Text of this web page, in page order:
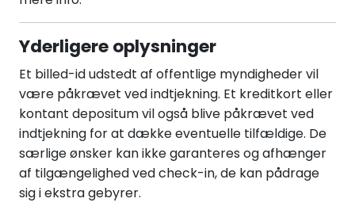
Yderligere oplysninger
Et billed-id udstedt af offentlige myndigheder vil
være påkrævet ved indtjekning. Et kreditkort eller
kontant depositum vil også blive påkrævet ved
indtjekning for at dække eventuelle tilfældige. De
særlige ønsker kan ikke garanteres og afhænger
af tilgængelighed ved check-in, de kan pådrage
sig i ekstra gebyrer.